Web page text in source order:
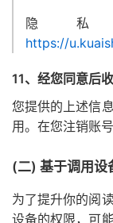
隐
https://
11、经您同意后
您提供的上述信
用。在您注销账
(二) 基于调用设
为了提升你的阅
设备的权限，可